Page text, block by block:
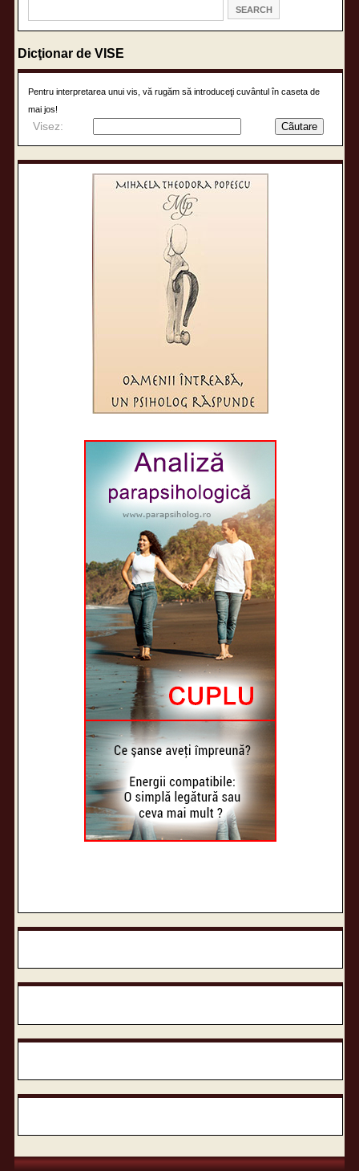
Dicţionar de VISE
Pentru interpretarea unui vis, vă rugăm să introduceţi cuvântul în caseta de
mai jos!
Visez: